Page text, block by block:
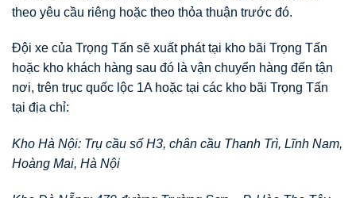
theo yêu cầu riêng hoặc theo thỏa thuận trước đó.
Đội xe của Trọng Tấn sẽ xuất phát tại kho bãi Trọng Tấn
hoặc kho khách hàng sau đó là vận chuyển hàng đến tận
nơi, trên trục quốc lộc 1A hoặc tại các kho bãi Trọng Tấn
tại địa chỉ:
Kho Hà Nội: Trụ cầu số H3, chân cầu Thanh Trì, Lĩnh Nam,
Hoàng Mai, Hà Nội